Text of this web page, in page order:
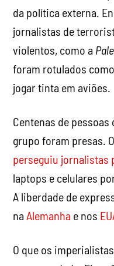
perseguiu jornalistas
laptops e celulares
A liberdade de
naAlemanhae nos
mas a verdade. Eles
tornaram o genocídio
estão colhendo as
Compartilhe
WhatsApp